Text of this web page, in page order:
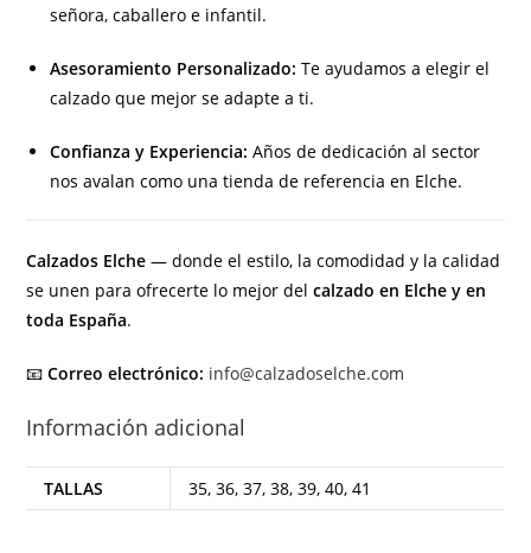
señora, caballero e infantil.
Asesoramiento Personalizado: Te ayudamos a elegir el
calzado que mejor se adapte a ti.
Confianza y Experiencia: Años de dedicación al sector
nos avalan como una tienda de referencia en Elche.
Calzados Elche — donde el estilo, la comodidad y la calidad
se unen para ofrecerte lo mejor delcalzado en Elche y en
toda España.
📧Correo electrónico: info@calzadoselche.com
Información adicional
TALLAS 35, 36, 37, 38, 39, 40, 41